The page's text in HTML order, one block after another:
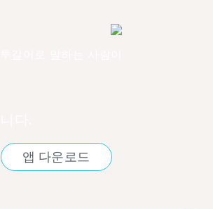
앱 다운로드